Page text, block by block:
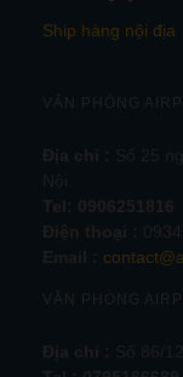
Ship hàng nội địa
VĂN PHÒNG
VĂN PHÒNG